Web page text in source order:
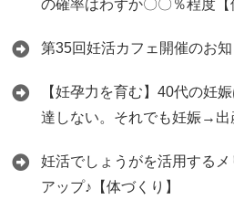
の確率はわずか〇〇％程度【
第35回妊活カフェ開催のお知
【妊孕力を育む】40代の妊
達しない。それでも妊娠→出
妊活でしょうがを活用する
アップ♪【体づくり】